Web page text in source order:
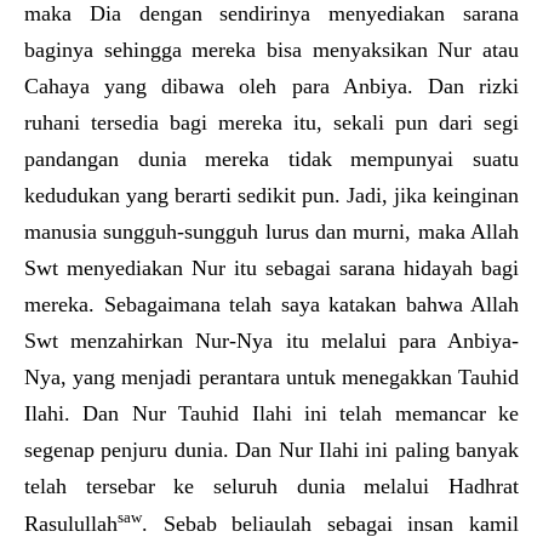
maka Dia dengan sendirinya menyediakan sarana
baginya sehingga mereka bisa menyaksikan Nur atau
Cahaya yang dibawa oleh para Anbiya. Dan rizki
ruhani tersedia bagi mereka itu, sekali pun dari segi
pandangan dunia mereka tidak mempunyai suatu
kedudukan yang berarti sedikit pun. Jadi, jika keinginan
manusia sungguh-sungguh lurus dan murni, maka Allah
Swt menyediakan Nur itu sebagai sarana hidayah bagi
mereka. Sebagaimana telah saya katakan bahwa Allah
Swt menzahirkan Nur-Nya itu melalui para Anbiya-
Nya, yang menjadi perantara untuk menegakkan Tauhid
Ilahi. Dan Nur Tauhid Ilahi ini telah memancar ke
segenap penjuru dunia. Dan Nur Ilahi ini paling banyak
telah tersebar ke seluruh dunia melalui Hadhrat
Rasulullahsaw. Sebab beliaulah sebagai insan kamil